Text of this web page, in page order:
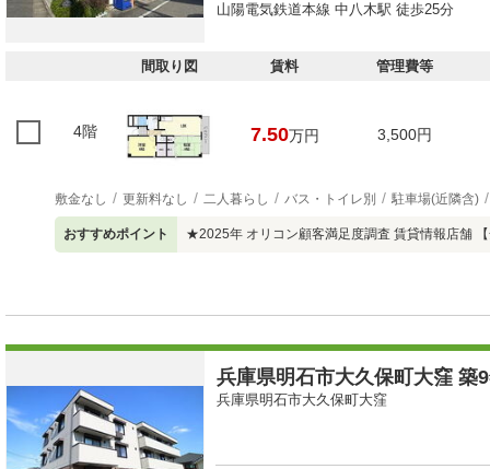
山陽電気鉄道本線 中八木駅 徒歩25分
間取り図 賃料 管理費等
4階 7.50万円 3,500円
敷金なし 更新料なし 二人暮らし バス・トイレ別 駐車場(近隣含)
おすすめポイント ★2025年 オリコン顧客満足度調査 賃貸情報店舗
兵庫県明石市大久保町大窪 築
兵庫県明石市大久保町大窪